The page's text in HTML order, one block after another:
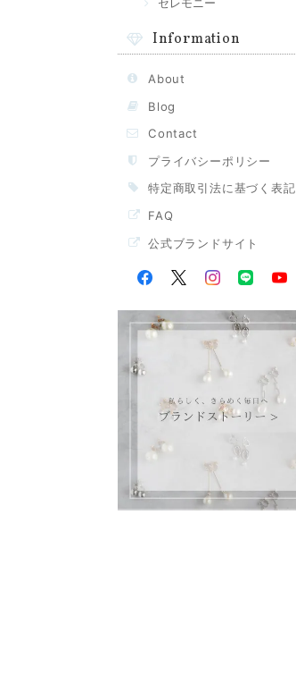
セレモニー
Information
About
Blog
Contact
プライバシーポリシー
特定商取引法に基づく表記
FAQ
公式ブランドサイト